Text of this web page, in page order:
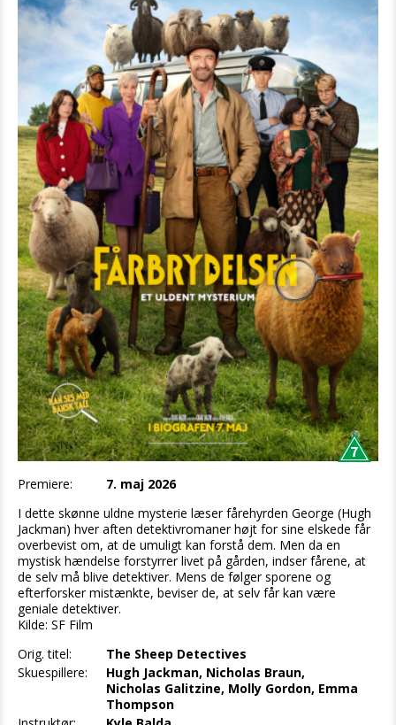
Premiere:
7. maj 2026
I dette skønne uldne mysterie læser fårehyrden George (Hugh
Jackman) hver aften detektivromaner højt for sine elskede får
overbevist om, at de umuligt kan forstå dem. Men da en
mystisk hændelse forstyrrer livet på gården, indser fårene, at
de selv må blive detektiver. Mens de følger sporene og
efterforsker mistænkte, beviser de, at selv får kan være
geniale detektiver.
Kilde: SF Film
Orig. titel:
The Sheep Detectives
Skuespillere:
Hugh Jackman, Nicholas Braun,
Nicholas Galitzine, Molly Gordon, Emma
Thompson